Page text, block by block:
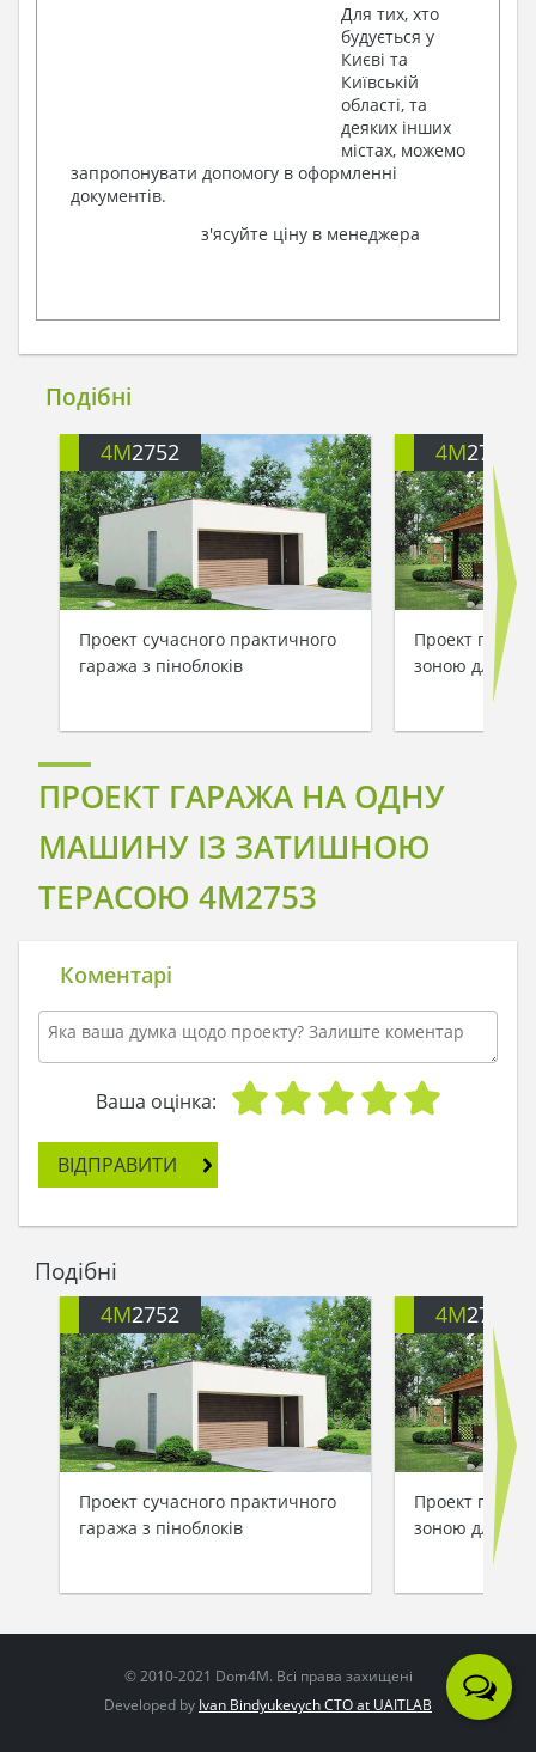
Для тих, хто
будується у
Києві та
Київській
області, та
деяких інших
містах, можемо
запропонувати допомогу в оформленні
документів.
з'ясуйте ціну в менеджера
Подібні
4M2752
Проект сучасного практичного
гаража з піноблоків
4M2754
Проект
зоною для
ПРОЕКТ ГАРАЖА НА ОДНУ
МАШИНУ ІЗ ЗАТИШНОЮ
ТЕРАСОЮ 4M2753
Коментарі
Ваша оцінка:
ВІДПРАВИТИ
Подібні
4M2752
Проект сучасного практичного
гаража з піноблоків
4M2754
Проект
зоною для
© 2010-2021 Dom4M. Всі права захищені
Developed by Ivan Bindyukevych CTO at UAITLAB